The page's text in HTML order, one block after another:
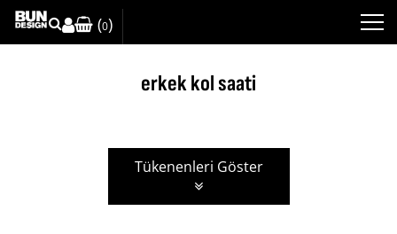
(0)
erkek kol saati
Tükenenleri Göster